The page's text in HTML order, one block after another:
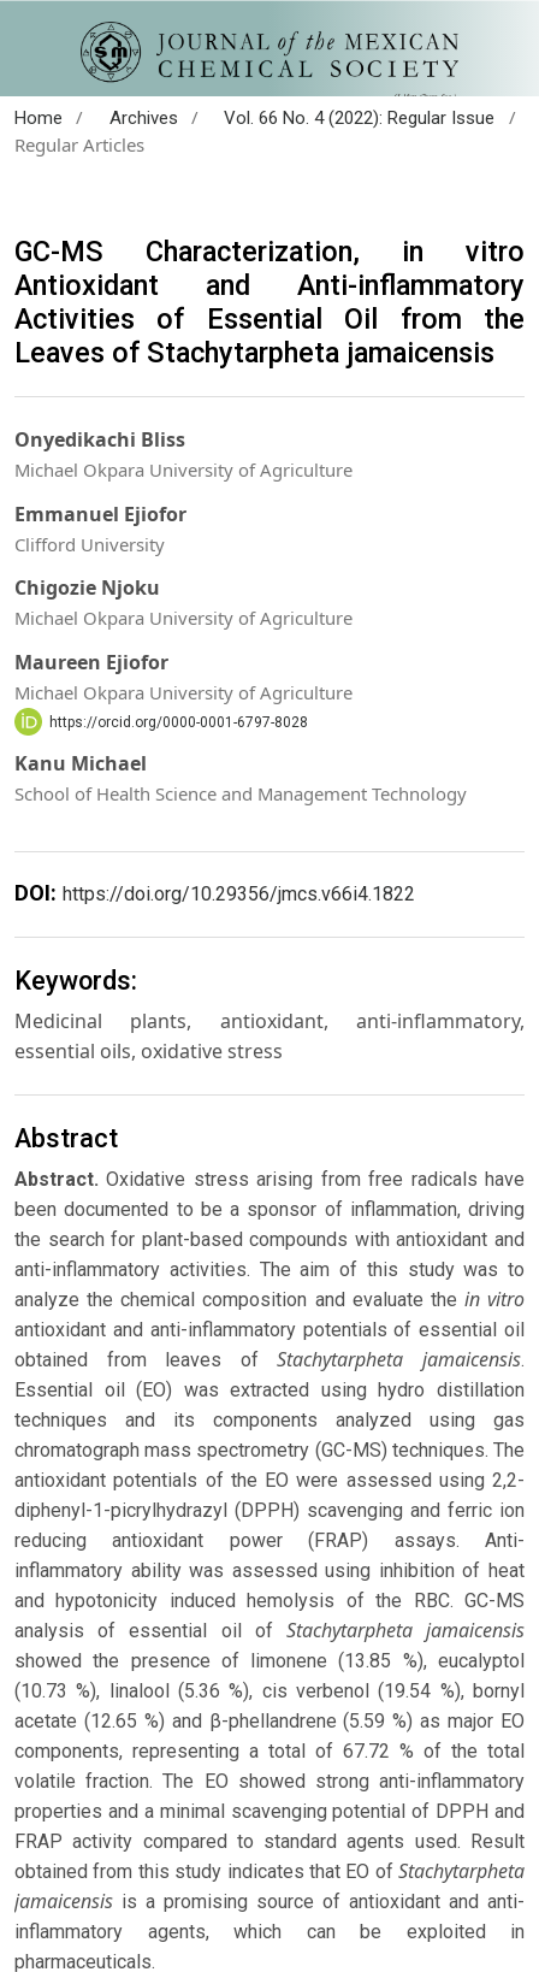
Home / Archives / Vol. 66 No. 4 (2022): Regular Issue
/
Regular Articles
GC-MS Characterization, in vitro
Antioxidant and Anti-inflammatory
Activities of Essential Oil from the
Leaves of Stachytarpheta jamaicensis
Onyedikachi Bliss
Michael Okpara University of Agriculture
Emmanuel Ejiofor
Clifford University
Chigozie Njoku
Michael Okpara University of Agriculture
Maureen Ejiofor
Michael Okpara University of Agriculture
https://orcid.org/0000-0001-6797-8028
Kanu Michael
School of Health Science and Management Technology
DOI: https://doi.org/10.29356/jmcs.v66i4.1822
Keywords:
Medicinal plants, antioxidant, anti-inflammatory,
essential oils, oxidative stress
Abstract
Abstract.Oxidative stress arising from free radicals have
been documented to be a sponsor of inflammation, driving
the search for plant-based compounds with antioxidant and
anti-inflammatory activities. The aim of this study was to
analyze the chemical composition and evaluate the in vitro
antioxidant and anti-inflammatory potentials of essential oil
obtained from leaves ofStachytarpheta jamaicensis.
Essential oil (EO) was extracted using hydro distillation
techniques and its components analyzed using gas
chromatograph mass spectrometry (GC-MS) techniques. The
antioxidant potentials of the EO were assessed using 2,2-
diphenyl-1-picrylhydrazyl (DPPH) scavenging and ferric ion
reducing antioxidant power (FRAP) assays. Anti-
inflammatory ability was assessed using inhibition of heat
and hypotonicity induced hemolysis of the RBC. GC-MS
analysis of essential oil of Stachytarpheta jamaicensis
showed the presence of limonene (13.85 %), eucalyptol
(10.73 %), linalool (5.36 %), cis verbenol (19.54 %), bornyl
acetate (12.65 %) and β-phellandrene (5.59 %) as major EO
components, representing a total of 67.72 % of the total
volatile fraction. The EO showed strong anti-inflammatory
properties and a minimal scavenging potential of DPPH and
FRAP activity compared to standard agents used. Result
obtained from this study indicates that EO of Stachytarpheta
jamaicensis is a promising source of antioxidant and anti-
inflammatory agents, which can be exploited in
pharmaceuticals.